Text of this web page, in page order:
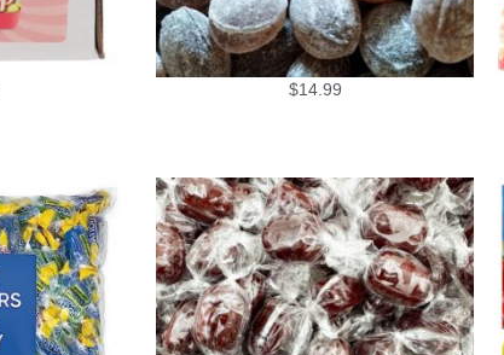
$14.99